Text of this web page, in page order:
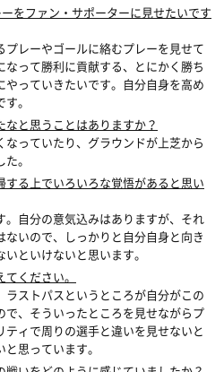
をファン・サポーターに見せたいです
レーやゴールに絡むプレーを見せて
って勝利に貢献する、とにかく勝ち
っていきたいです。自分自身を高め
。
と思うことはありますか？
なっていたり、グラウンドが上芝から
。
る上でいろいろな覚悟があると思い
自分の意気込みはありますが、それ
いので、しっかりと自分自身と向き
といけないと思います。
ください。
ストパスというところが自分がこの
、そういったところを見せながらプ
ティで周りの選手と違いを見せないと
思っています。